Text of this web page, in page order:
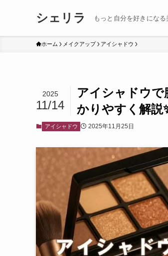
シェリラ もっと自分を好きになる
ホーム メイクアップ アイシャドウ
アイシャドウ
かりやすく解説
2025
11/14
アイシャドウ 2025年11月25日